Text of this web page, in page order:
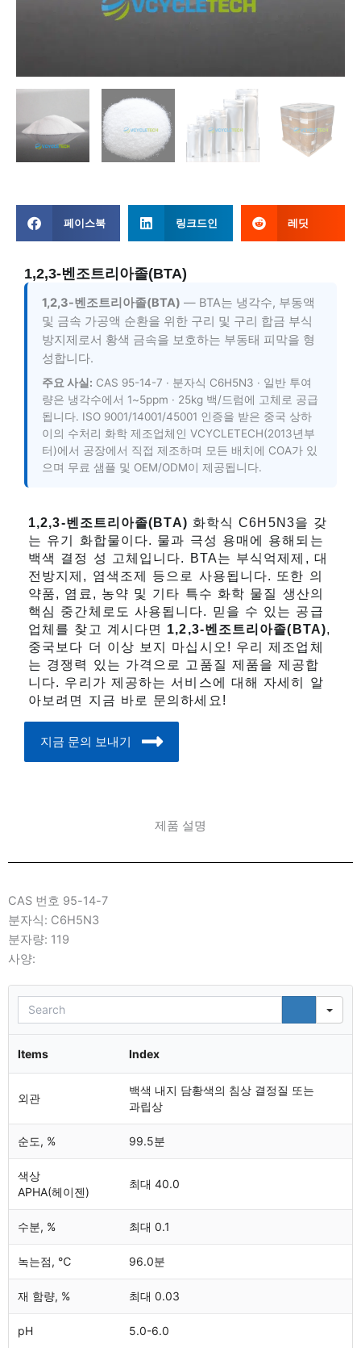
페이스북 링크드인 레딧
1,2,3-벤조트리아졸(BTA)
1,2,3-벤조트리아졸(BTA) — BTA는 냉각수, 부동액
및 금속 가공액 순환을 위한 구리 및 구리 합금 부식
방지제로서 황색 금속을 보호하는 부동태 피막을 형
성합니다.
주요 사실: CAS 95-14-7 · 분자식 C6H5N3 · 일반 투여
량은 냉각수에서 1~5ppm · 25kg 백/드럼에 고체로 공급
됩니다. ISO 9001/14001/45001 인증을 받은 중국 상하
이의 수처리 화학 제조업체인 VCYCLETECH(2013년부
터)에서 공장에서 직접 제조하며 모든 배치에 COA가 있
으며 무료 샘플 및 OEM/ODM이 제공됩니다.
1,2,3-벤조트리아졸(BTA) 화학식 C6H5N3을 갖
는 유기 화합물이다. 물과 극성 용매에 용해되는
백색 결정 성 고체입니다. BTA는 부식억제제, 대
전방지제, 염색조제 등으로 사용됩니다. 또한 의
약품, 염료, 농약 및 기타 특수 화학 물질 생산의
핵심 중간체로도 사용됩니다. 믿을 수 있는 공급
업체를 찾고 계시다면 1,2,3-벤조트리아졸(BTA),
중국보다 더 이상 보지 마십시오! 우리 제조업체
는 경쟁력 있는 가격으로 고품질 제품을 제공합
니다. 우리가 제공하는 서비스에 대해 자세히 알
아보려면 지금 바로 문의하세요!
지금 문의 보내기
제품 설명
CAS 번호 95-14-7
분자식: C6H5N3
분자량: 119
사양:
Items Index
외관
백색 내지 담황색의 침상 결정질 또는
과립상
순도, % 99.5분
색상
APHA(헤이젠)
최대 40.0
수분, % 최대 0.1
녹는점, ℃ 96.0분
재 함량, % 최대 0.03
pH 5.0-6.0